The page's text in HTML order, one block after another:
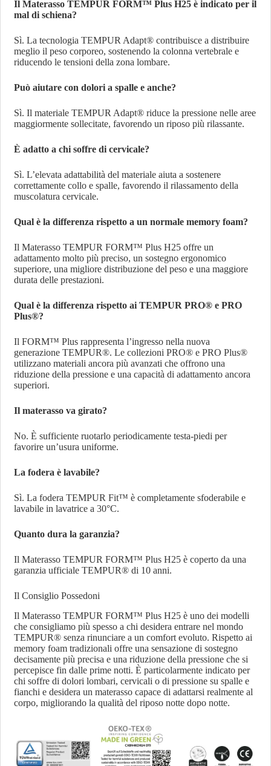
Il Materasso TEMPUR FORM™ Plus H25 è indicato per il
mal di schiena?
Sì. La tecnologia TEMPUR Adapt® contribuisce a distribuire
meglio il peso corporeo, sostenendo la colonna vertebrale e
riducendo le tensioni della zona lombare.
Può aiutare con dolori a spalle e anche?
Sì. Il materiale TEMPUR Adapt® riduce la pressione nelle aree
maggiormente sollecitate, favorendo un riposo più rilassante.
È adatto a chi soffre di cervicale?
Sì. L’elevata adattabilità del materiale aiuta a sostenere
correttamente collo e spalle, favorendo il rilassamento della
muscolatura cervicale.
Qual è la differenza rispetto a un normale memory foam?
Il Materasso TEMPUR FORM™ Plus H25 offre un
adattamento molto più preciso, un sostegno ergonomico
superiore, una migliore distribuzione del peso e una maggiore
durata delle prestazioni.
Qual è la differenza rispetto ai TEMPUR PRO® e PRO
Plus®?
Il FORM™ Plus rappresenta l’ingresso nella nuova
generazione TEMPUR®. Le collezioni PRO® e PRO Plus®
utilizzano materiali ancora più avanzati che offrono una
riduzione della pressione e una capacità di adattamento ancora
superiori.
Il materasso va girato?
No. È sufficiente ruotarlo periodicamente testa-piedi per
favorire un’usura uniforme.
La fodera è lavabile?
Sì. La fodera TEMPUR Fit™ è completamente sfoderabile e
lavabile in lavatrice a 30°C.
Quanto dura la garanzia?
Il Materasso TEMPUR FORM™ Plus H25 è coperto da una
garanzia ufficiale TEMPUR® di 10 anni.
Il Consiglio Possedoni
Il Materasso TEMPUR FORM™ Plus H25 è uno dei modelli
che consigliamo più spesso a chi desidera entrare nel mondo
TEMPUR® senza rinunciare a un comfort evoluto. Rispetto ai
memory foam tradizionali offre una sensazione di sostegno
decisamente più precisa e una riduzione della pressione che si
percepisce fin dalle prime notti. È particolarmente indicato per
chi soffre di dolori lombari, cervicali o di pressione su spalle e
fianchi e desidera un materasso capace di adattarsi realmente al
corpo, migliorando la qualità del riposo notte dopo notte.